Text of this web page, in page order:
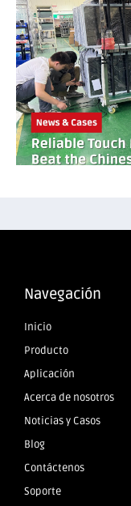
Navegación
Inicio
Producto
Aplicación
Acerca de nosotros
Noticias y Casos
Blog
Contáctenos
Soporte